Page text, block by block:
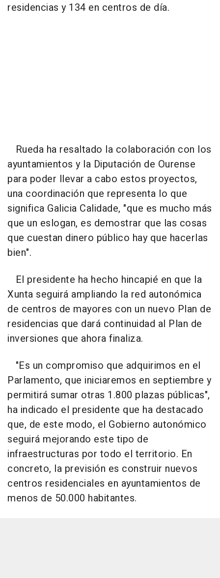
residencias y 134 en centros de día.
Rueda ha resaltado la colaboración con los
ayuntamientos y la Diputación de Ourense
para poder llevar a cabo estos proyectos,
una coordinación que representa lo que
significa Galicia Calidade, "que es mucho más
que un eslogan, es demostrar que las cosas
que cuestan dinero público hay que hacerlas
bien".
El presidente ha hecho hincapié en que la
Xunta seguirá ampliando la red autonómica
de centros de mayores con un nuevo Plan de
residencias que dará continuidad al Plan de
inversiones que ahora finaliza.
"Es un compromiso que adquirimos en el
Parlamento, que iniciaremos en septiembre y
permitirá sumar otras 1.800 plazas públicas",
ha indicado el presidente que ha destacado
que, de este modo, el Gobierno autonómico
seguirá mejorando este tipo de
infraestructuras por todo el territorio. En
concreto, la previsión es construir nuevos
centros residenciales en ayuntamientos de
menos de 50.000 habitantes.